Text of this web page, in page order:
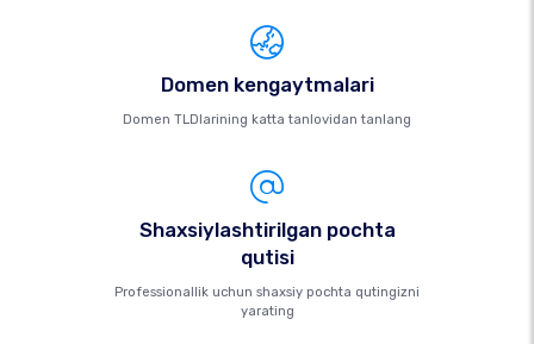
Domen kengaytmalari
Domen TLDlarining katta tanlovidan tanlang
Shaxsiylashtirilgan pochta
qutisi
Professionallik uchun shaxsiy pochta qutingizni
yarating